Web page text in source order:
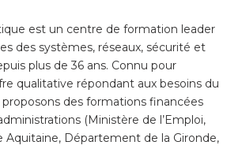
est un centre de formation leader
des systèmes, réseaux, sécurité et
plus de 36 ans. Connu pour
qualitative répondant aux besoins du
des formations financées
(Ministère de l’Emploi,
Aquitaine, Département de la Gironde,